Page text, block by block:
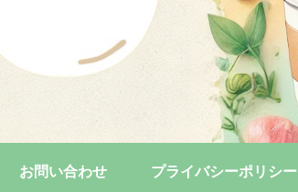
お問い合わせ プライバシーポリシー